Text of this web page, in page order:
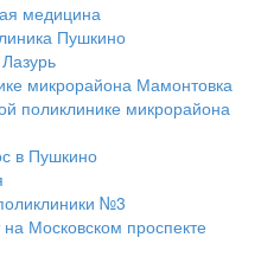
медицина
Пушкино
микрорайона Мамонтовка
поликлинике микрорайона
в Пушкино
№3
Московском проспекте